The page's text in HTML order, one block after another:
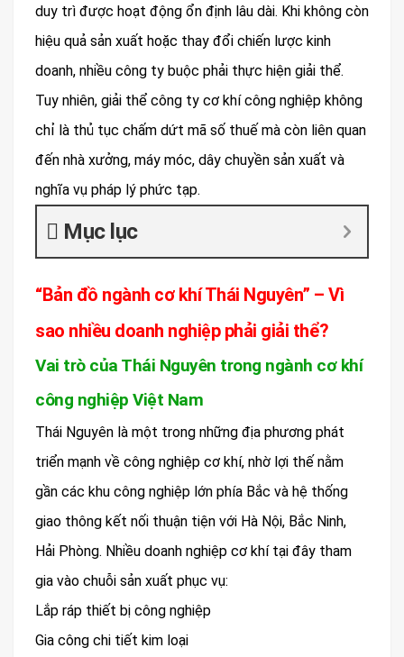
duy trì được hoạt động ổn định lâu dài. Khi không còn
hiệu quả sản xuất hoặc thay đổi chiến lược kinh
doanh, nhiều công ty buộc phải thực hiện giải thể.
Tuy nhiên, giải thể công ty cơ khí công nghiệp không
chỉ là thủ tục chấm dứt mã số thuế mà còn liên quan
đến nhà xưởng, máy móc, dây chuyền sản xuất và
nghĩa vụ pháp lý phức tạp.
Mục lục
“Bản đồ ngành cơ khí Thái Nguyên” – Vì
sao nhiều doanh nghiệp phải giải thể?
Vai trò của Thái Nguyên trong ngành cơ khí
công nghiệp Việt Nam
Thái Nguyên là một trong những địa phương phát
triển mạnh về công nghiệp cơ khí, nhờ lợi thế nằm
gần các khu công nghiệp lớn phía Bắc và hệ thống
giao thông kết nối thuận tiện với Hà Nội, Bắc Ninh,
Hải Phòng. Nhiều doanh nghiệp cơ khí tại đây tham
gia vào chuỗi sản xuất phục vụ:
Lắp ráp thiết bị công nghiệp
Gia công chi tiết kim loại